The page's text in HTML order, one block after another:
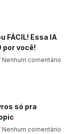
FÁCIL! Essa IA
por você!
Nenhum comentário
só pra
Nenhum comentário